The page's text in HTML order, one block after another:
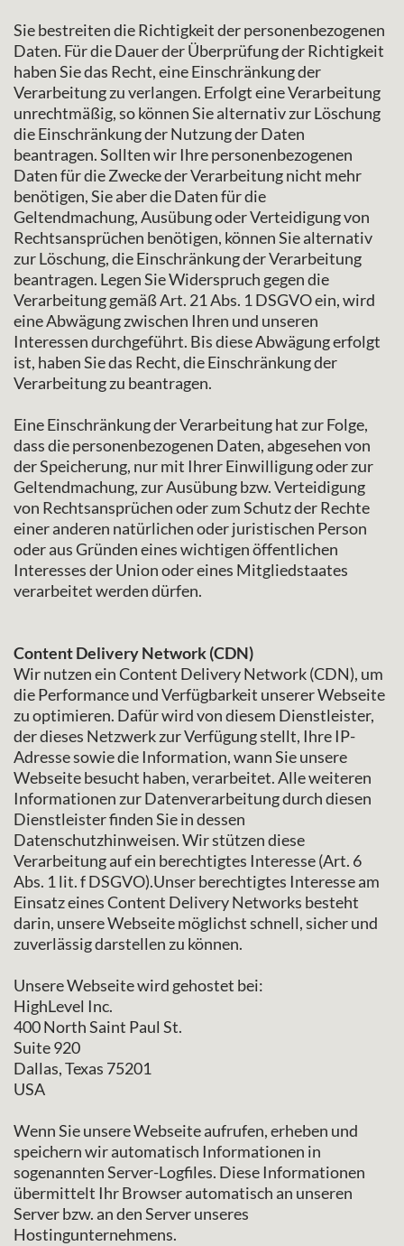
Sie bestreiten die Richtigkeit der personenbezogenen
Daten. Für die Dauer der Überprüfung der Richtigkeit
haben Sie das Recht, eine Einschränkung der
Verarbeitung zu verlangen. Erfolgt eine Verarbeitung
unrechtmäßig, so können Sie alternativ zur Löschung
die Einschränkung der Nutzung der Daten
beantragen. Sollten wir Ihre personenbezogenen
Daten für die Zwecke der Verarbeitung nicht mehr
benötigen, Sie aber die Daten für die
Geltendmachung, Ausübung oder Verteidigung von
Rechtsansprüchen benötigen, können Sie alternativ
zur Löschung, die Einschränkung der Verarbeitung
beantragen. Legen Sie Widerspruch gegen die
Verarbeitung gemäß Art. 21 Abs. 1 DSGVO ein, wird
eine Abwägung zwischen Ihren und unseren
Interessen durchgeführt. Bis diese Abwägung erfolgt
ist, haben Sie das Recht, die Einschränkung der
Verarbeitung zu beantragen.
Eine Einschränkung der Verarbeitung hat zur Folge,
dass die personenbezogenen Daten, abgesehen von
der Speicherung, nur mit Ihrer Einwilligung oder zur
Geltendmachung, zur Ausübung bzw. Verteidigung
von Rechtsansprüchen oder zum Schutz der Rechte
einer anderen natürlichen oder juristischen Person
oder aus Gründen eines wichtigen öffentlichen
Interesses der Union oder eines Mitgliedstaates
verarbeitet werden dürfen.
Content Delivery Network (CDN)
Wir nutzen ein Content Delivery Network (CDN), um
die Performance und Verfügbarkeit unserer Webseite
zu optimieren. Dafür wird von diesem Dienstleister,
der dieses Netzwerk zur Verfügung stellt, Ihre IP-
Adresse sowie die Information, wann Sie unsere
Webseite besucht haben, verarbeitet. Alle weiteren
Informationen zur Datenverarbeitung durch diesen
Dienstleister finden Sie in dessen
Datenschutzhinweisen. Wir stützen diese
Verarbeitung auf ein berechtigtes Interesse (Art. 6
Abs. 1 lit. f DSGVO).Unser berechtigtes Interesse am
Einsatz eines Content Delivery Networks besteht
darin, unsere Webseite möglichst schnell, sicher und
zuverlässig darstellen zu können.
Unsere Webseite wird gehostet bei:
HighLevel Inc.
400 North Saint Paul St.
Suite 920
Dallas, Texas 75201
USA
Wenn Sie unsere Webseite aufrufen, erheben und
speichern wir automatisch Informationen in
sogenannten Server-Logfiles. Diese Informationen
übermittelt Ihr Browser automatisch an unseren
Server bzw. an den Server unseres
Hostingunternehmens.